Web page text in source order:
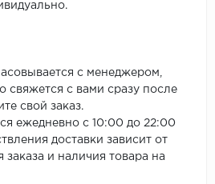
Tarkett
с менеджером,
свяжется с вами сразу после
свой заказ.
ежедневно с 10:00 до 22:00
доставки зависит от
и наличия товара на